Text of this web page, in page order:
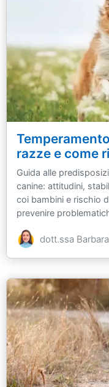
razze e come
Guida alle
canine: attitudini,
coi bambini e rischio
prevenire
dott.ssa